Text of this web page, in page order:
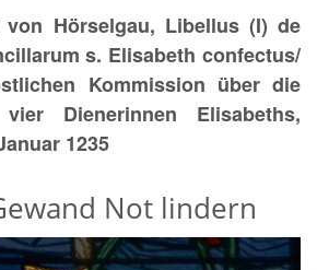
Hörselgau, Libellus (I) de
s. Elisabeth confectus/
Kommission über die
Dienerinnen Elisabeths,
1235
Not lindern